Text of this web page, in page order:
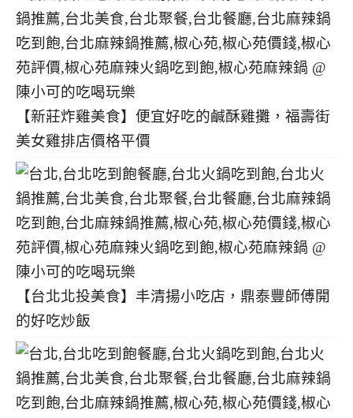
【新莊炸雞美食】便宜好吃的鹹酥雞攤，福壽街
美女雞排店價格平價
【台北北投美食】丰清揚小吃店，鼎泰豐師傅開
的好吃炒飯